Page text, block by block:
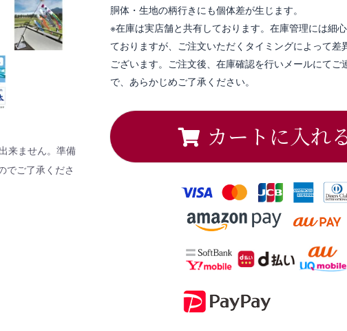
来ません。準備
でご了承くださ
胴体・生地の柄行きにも個体差が生じます。
※在庫は実店舗と共有しております。在庫管理には細
ておりますが、ご注文いただくタイミングによって差
ございます。ご注文後、在庫確認を行いメールにてご
で、あらかじめご了承ください。
カートに入れ